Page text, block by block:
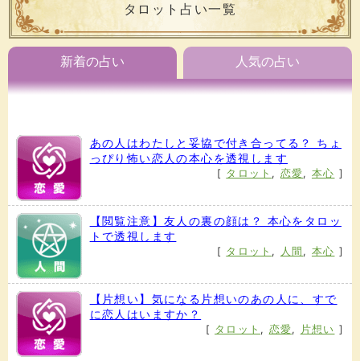
タロット占い一覧
新着の占い 人気の占い
あの人はわたしと妥協で付き合ってる？ ちょ
っぴり怖い恋人の本心を透視します
[ タロット , 恋愛, 本心 ]
【閲覧注意】友人の裏の顔は？ 本心をタロッ
トで透視します
[ タロット , 人間 , 本心 ]
【片想い】気になる片想いのあの人に、すで
に恋人はいますか？
[ タロット , 恋愛, 片想い ]